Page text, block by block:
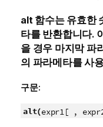
alt함수는 유효한
타를 반환합니다.
을 경우 마지막 파
의 파라메타를 사
구문:
alt(expr1[ ,